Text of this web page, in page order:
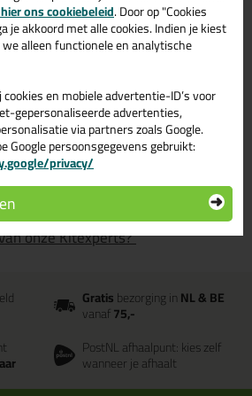
onze Kitexperts?
Gratisbezorging inNL & BE
vanaf75,-
PostNL afhaalpunt: kies zelf
wanneer je afhaalt
ons cookiebeleid. Door op "Cookies
je akkoord met alle cookies. Indien je kiest
alleen functionele en analytische
en mobiele advertentie-ID’s voor
gepersonaliseerde advertenties,
via partners zoals Google.
Google persoonsgegevens gebruikt:
privacy/